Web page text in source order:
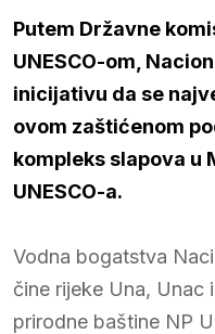
Putem Državne
UNESCO-om,
inicijativu da se
ovom zaštićenom
kompleks slapova u
UNESCO-a.
Vodna bogatstva
čine rijeke Una, Unac
prirodne baštine NP